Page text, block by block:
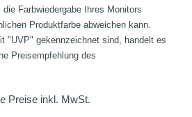
Farbwiedergabe Ihres Monitors
Produktfarbe abweichen kann.
"UVP" gekennzeichnet sind, handelt es
Preisempfehlung des
Preise inkl. MwSt.